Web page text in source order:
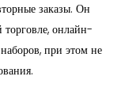
заказы. Он
онлайн-
при этом не